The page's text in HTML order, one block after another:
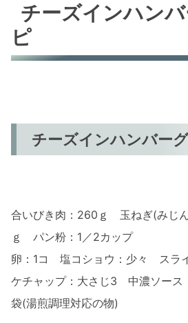
チーズインハンバーグ
チーズインハン
ピ
チーズインハンバー
合いびき肉：260ｇ 玉ねぎ(みじ
ｇ パン粉：1／2カップ
卵：1コ 塩コショウ：少々 スラ
ケチャップ：大さじ3 中濃ソース
袋(湯煎調理対応の物)